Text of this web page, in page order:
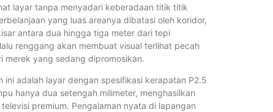
layar tanpa menyadari keberadaan titik titik
yang luas areanya dibatasi oleh koridor,
antara dua hingga tiga meter dari tepi
renggang akan membuat visual terlihat pecah
merek yang sedang dipromosikan.
adalah layar dengan spesifikasi kerapatan P2.5
hanya dua setengah milimeter, menghasilkan
premium. Pengalaman nyata di lapangan